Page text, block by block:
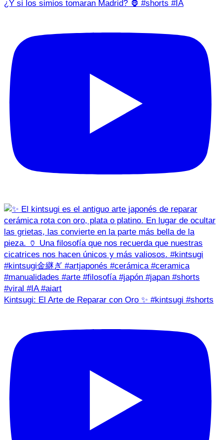
¿Y si los simios tomaran Madrid? 🦍 #shorts #IA
Kintsugi: El Arte de Reparar con Oro ✨ #kintsugi #shorts